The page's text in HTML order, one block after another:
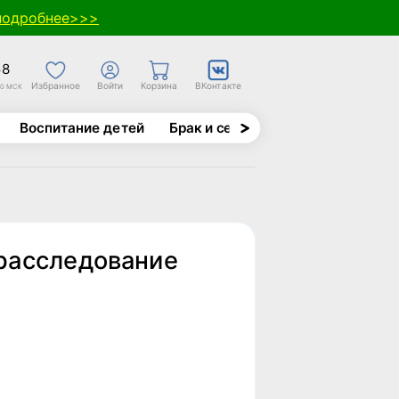
МСК Избранное Войти Корзина ВКонтакте
Воспитание детей Брак и семья